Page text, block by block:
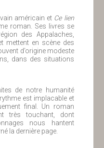
américain et Ce lien
roman. Ses livres se
des Appalaches,
mettent en scène des
d’origine modeste
dans des situations
de notre humanité
est implacable et
final. Un roman
très touchant, dont
nous hantent
la dernière page.